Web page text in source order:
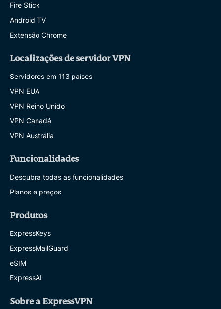
Fire Stick
Android TV
Extensão Chrome
Localizações de servidor VPN
Servidores em 113 países
VPN EUA
VPN Reino Unido
VPN Canadá
VPN Austrália
Funcionalidades
Descubra todas as funcionalidades
Planos e preços
Produtos
ExpressKeys
ExpressMailGuard
eSIM
ExpressAI
Sobre a ExpressVPN